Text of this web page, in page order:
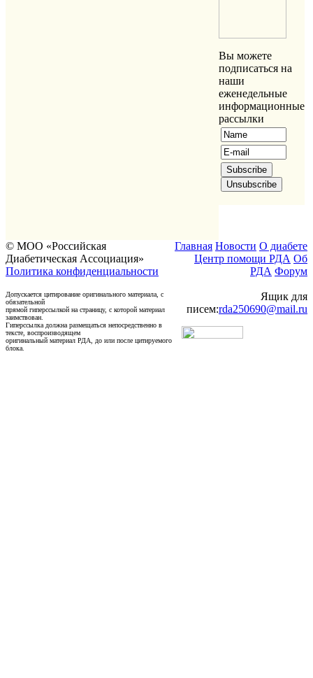
Вы можете
подписаться на
наши
еженедельные
информационные
рассылки
© МОО «Российская
Диабетическая Ассоциация»
Политика конфиденциальности
Допускается цитирование оригинального материала, с
обязательной
прямой гиперссылкой на страницу, с которой материал
заимствован.
Гиперссылка должна размещаться непосредственно в
тексте, воспроизводящем
оригинальный материал РДА, до или после цитируемого
блока.
Главная Новости О диабете
Центр помощи РДА Об
РДА Форум
Ящик для
писем:rda250690@mail.ru